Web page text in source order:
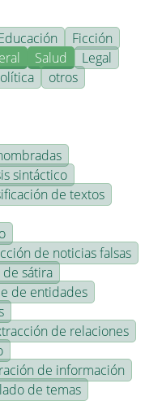
Ficción
Salud
Legal
otros
sintáctico
de textos
de noticias falsas
sátira
de entidades
de relaciones
de información
de temas